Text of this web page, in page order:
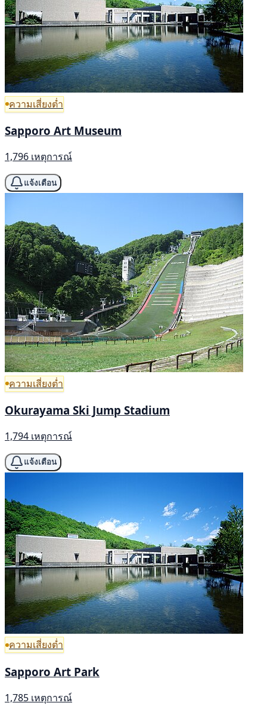
ความเสี่ยงต่ำ
Sapporo Art Museum
1,796 เหตุการณ์
แจ้งเตือน
ความเสี่ยงต่ำ
Okurayama Ski Jump Stadium
1,794 เหตุการณ์
แจ้งเตือน
ความเสี่ยงต่ำ
Sapporo Art Park
1,785 เหตุการณ์